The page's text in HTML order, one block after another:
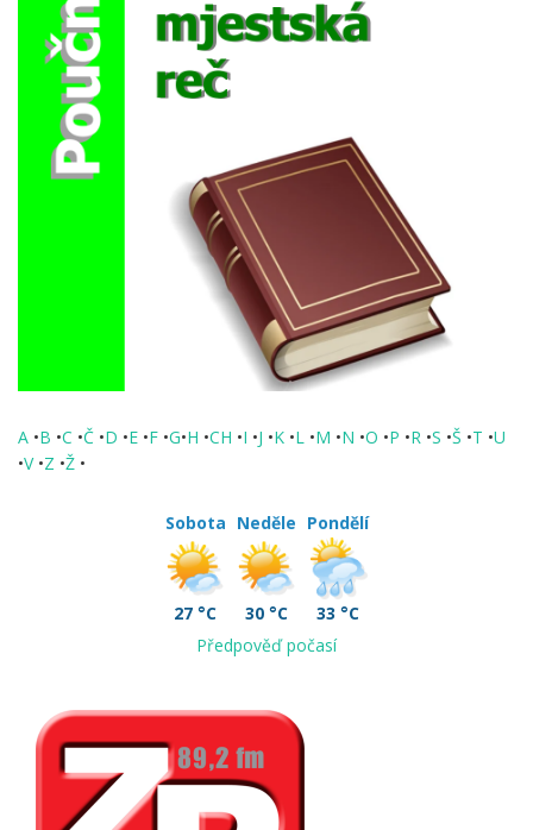
A •B •C •Č •D •E •F •G•H •CH •I •J •K •L •M •N •O •P •R •S •Š •T •U
•V •Z •Ž •
Sobota
27 °C
Neděle
30 °C
Pondělí
33 °C
Předpověď počasí